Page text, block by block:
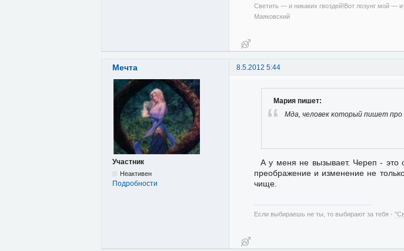
Светить — и никаких гвоздей!Вот лозунг мой — и
Маяковский
Мечта 8.5.2012 5:44
Участник
Неактивен
Подробности
Мария пишет:
Мда, человек который пишет про
А у меня не вызывает. Череп -
преображение и изменение не
чище.
Если выбираешь не ты, то выбирают за тебя -